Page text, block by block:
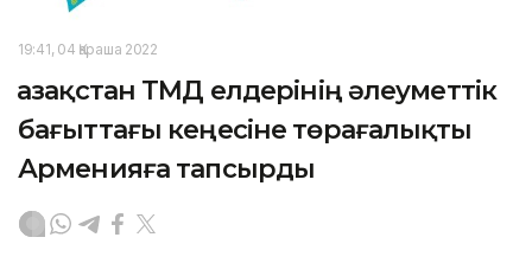
19:41, 04 Қараша 2022
Қазақстан ТМД елдерінің әлеуметтік
бағыттағы кеңесіне төрағалықты
Арменияға тапсырды